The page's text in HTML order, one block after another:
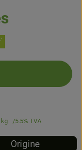
produit au panier
5.5% TVA
Origine